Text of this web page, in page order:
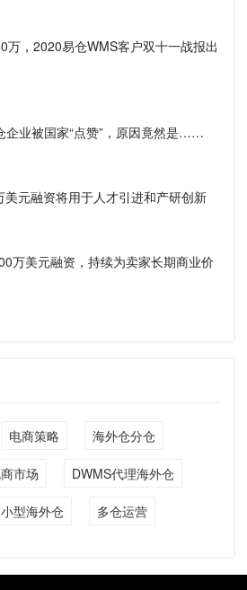
万，2020易仓WMS客户双十一战报出
企业被国家“点赞”，原因竟然是……
元融资将用于人才引进和产研创新
万美元融资，持续为卖家长期商业价
电商策略 海外仓分仓
市场 DWMS代理海外仓
小型海外仓 多仓运营